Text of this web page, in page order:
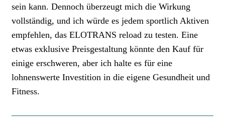
sein kann. Dennoch überzeugt mich die Wirkung
vollständig, und ich würde es jedem sportlich Aktiven
empfehlen, das ELOTRANS reload zu testen. Eine
etwas exklusive Preisgestaltung könnte den Kauf für
einige erschweren, aber ich halte es für eine
lohnenswerte Investition in die eigene Gesundheit und
Fitness.